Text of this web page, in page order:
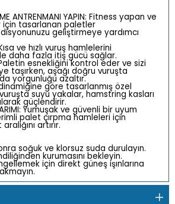
ANTRENMANI YAPIN: Fitness yapan ve
tasarlanan paletler
geliştirmeye yardımcı
ve hızlı vuruş hamlelerini
daha fazla itiş gücü sağlar.
Paletin esnekliğini kontrol eder ve sizi
taşırken, aşağı doğru vuruşta
yorgunluğu azaltır.
dinamiğine göre tasarlanmış özel
suyu yakalar, hamstring kasları
güçlendirir.
Yumuşak ve güvenli bir uyum
palet çırpma hamleleri için
artırır.
soğuk ve klorsuz suda durulayın.
kurumasını bekleyin.
için direkt güneş ışınlarına